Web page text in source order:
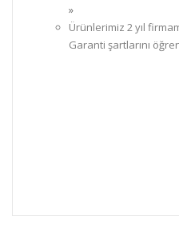
»
Ürünlerimiz 2 yıl
Garanti şartlarını